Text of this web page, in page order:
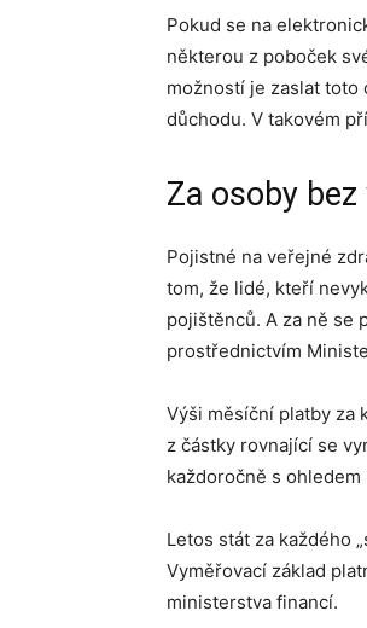
Pokud se na
některou z poboček
možností je zaslat
důchodu. V takovém
Za osoby
Pojistné na veřejné
tom, že lidé, kteří
pojištěnců. A za ně se
prostřednictvím
Výši měsíční platby za
z částky rovnající se
každoročně s
Letos stát za každého
Vyměřovací základ
ministerstva financí.